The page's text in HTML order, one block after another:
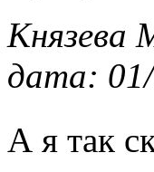
Князева
дата:
А я так